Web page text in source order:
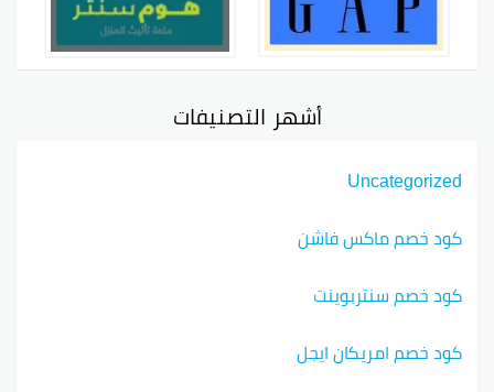
أشهر التصنيفات
Uncategorized
كود خصم ماكس فاشن
كود خصم سنتربوينت
كود خصم امريكان ايجل